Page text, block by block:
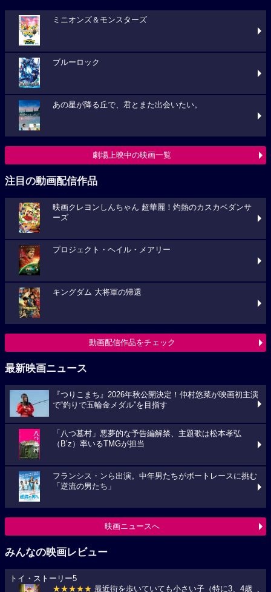
ミニオンズ＆モンスターズ
ブルーロック
あの星が降る丘で、君とまた出会いたい。
劇場上映中の映画一覧
注目の動画配信作品
映画クレヨンしんちゃん 超華麗！灼熱のカスカベダンサ
ーズ
プロジェクト・ヘイル・メアリー
キングダム 大将軍の帰還
動画配信作品をチェック
最新映画ニュース
『つりこまち』2026年秋公開決定！仲村悠菜が映画初主演
で“釣りで五輪金メダル”を目指す
「八つ墓村」悪夢的な予告編解禁、主題歌は松本孝弘
（B’z）率いるTMGが担当
フランシス・ンら出演。中年男たちがボートレースに挑む
「逆流の男たち」
映画ニュースへ
みんなの映画レビュー
トイ・ストーリー5
★★★★★ 最近街を歩いていても小さい子（特に3、4歳